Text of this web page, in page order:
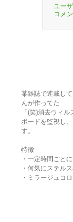
ユー
コメ
某雑誌で連載し
んが作ってた
「(笑)消去ウィ
ボードを監視し
す。
特徴
・一定時間ごと
・何気にステル
・ミラージュコ